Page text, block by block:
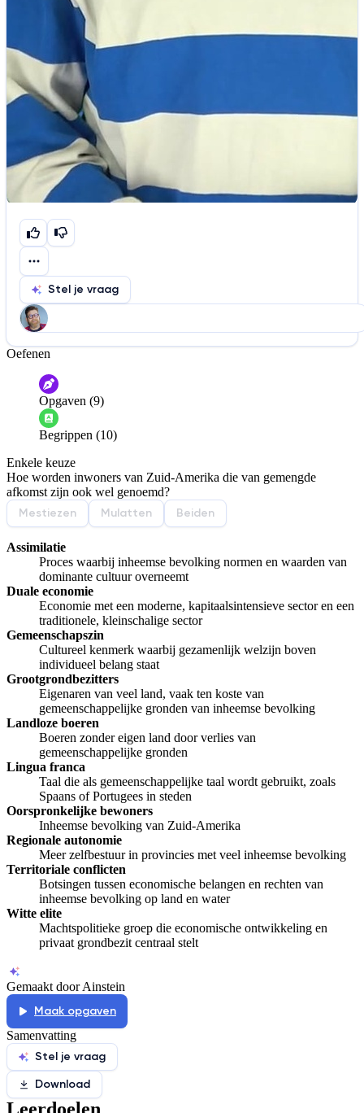
Stel je vraag
Help ons de video te verbeteren
De audio is slecht
Informatie is onjuist
De docent is te langdradig
De uitleg gaat te langzaam
Afspelen werkte niet
Oefenen
Opgaven (9)
Begrippen (10)
Enkele keuze
Hoe worden inwoners van Zuid-Amerika die van gemengde
afkomst zijn ook wel genoemd?
Mestiezen
Mulatten Beiden
Assimilatie
Proces waarbij inheemse bevolking normen en waarden van
dominante cultuur overneemt
Duale economie
Economie met een moderne, kapitaalsintensieve sector en een
traditionele, kleinschalige sector
Gemeenschapszin
Cultureel kenmerk waarbij gezamenlijk welzijn boven
individueel belang staat
Grootgrondbezitters
Eigenaren van veel land, vaak ten koste van
gemeenschappelijke gronden van inheemse bevolking
Landloze boeren
Boeren zonder eigen land door verlies van
gemeenschappelijke gronden
Lingua franca
Taal die als gemeenschappelijke taal wordt gebruikt, zoals
Spaans of Portugees in steden
Oorspronkelijke bewoners
Inheemse bevolking van Zuid-Amerika
Regionale autonomie
Meer zelfbestuur in provincies met veel inheemse bevolking
Territoriale conflicten
Botsingen tussen economische belangen en rechten van
inheemse bevolking op land en water
Witte elite
Machtspolitieke groep die economische ontwikkeling en
privaat grondbezit centraal stelt
Gemaakt door Ainstein
Maak opgaven
Samenvatting
Stel je vraag
Download